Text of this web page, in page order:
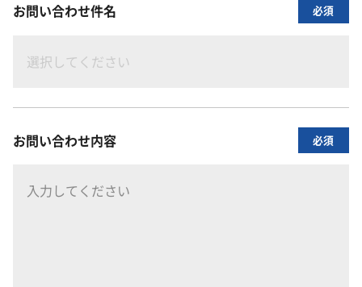
お問い合わせ件名 必須
お問い合わせ内容 必須